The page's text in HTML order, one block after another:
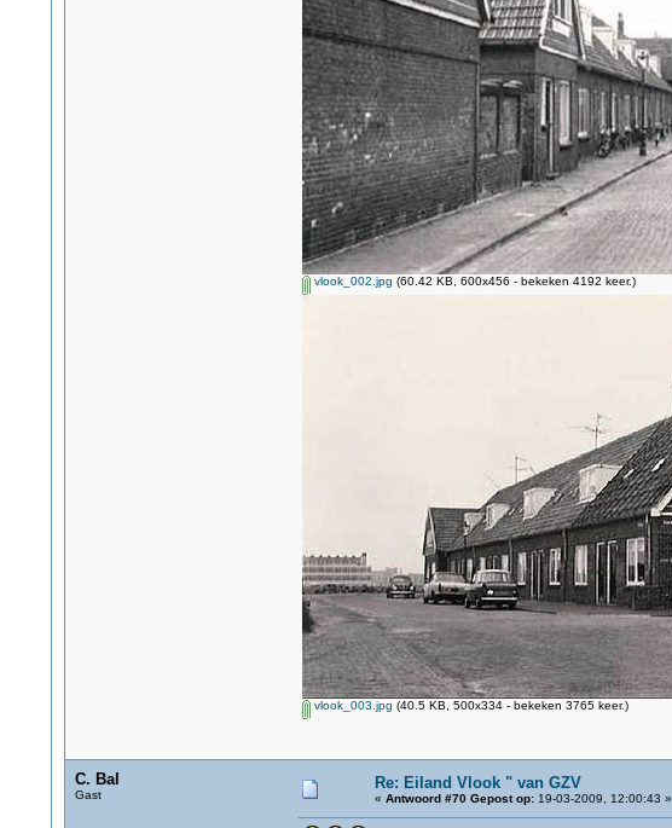
vlook_002.jpg (60.42 KB, 600x456 - bekeken 4192 keer.)
vlook_003.jpg (40.5 KB, 500x334 - bekeken 3765 keer.)
C. Bal
Gast
Re: Eiland Vlook " van GZV
« Antwoord #70 Gepost op:19-03-2009, 12:00:43 »